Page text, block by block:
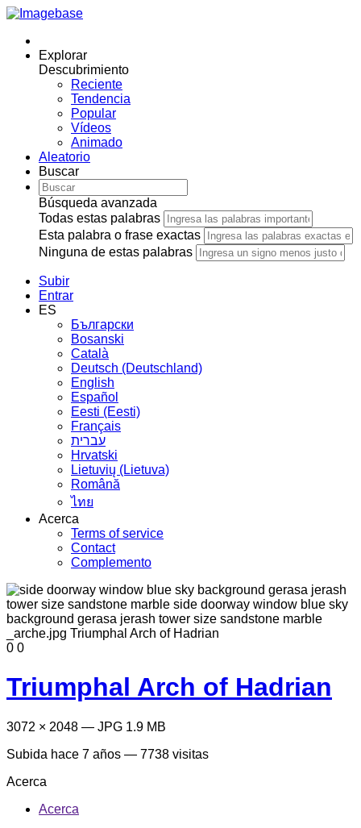
Explorar
Descubrimiento
Reciente
Tendencia
Popular
Vídeos
Animado
Aleatorio
Buscar
Búsqueda avanzada
Todas estas palabras
Esta palabra o frase exactas
Ninguna de estas palabras
Subir
Entrar
ES
Български
Bosanski
Сatalà
Deutsch (Deutschland)
English
Español
Eesti (Eesti)
Français
עברית
Hrvatski
Lietuvių (Lietuva)
Română
ไทย
Acerca
Terms of service
Contact
Complemento
0 0
Triumphal Arch of Hadrian
3072 × 2048 — JPG 1.9 MB
Subida hace 7 años — 7738 visitas
Acerca
Acerca